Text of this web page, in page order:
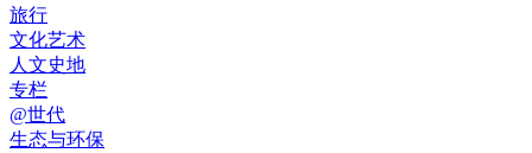
旅行
文化艺术
人文史地
专栏
@世代
生态与环保